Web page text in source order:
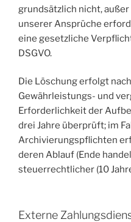
grundsätzlich nicht,
unserer Ansprüche
eine gesetzliche
DSGVO.
Die Löschung erfolgt
Gewährleistungs- und
Erforderlichkeit der
drei Jahre überprüft; im
Archivierungspflichten
deren Ablauf (Ende
steuerrechtlicher (10
Externe